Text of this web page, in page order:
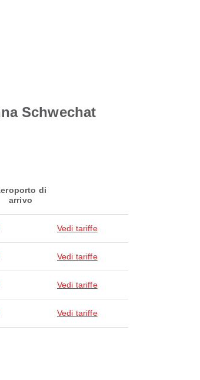
Schwechat
di
arrivo
Vedi tariffe
Vedi tariffe
Vedi tariffe
Vedi tariffe